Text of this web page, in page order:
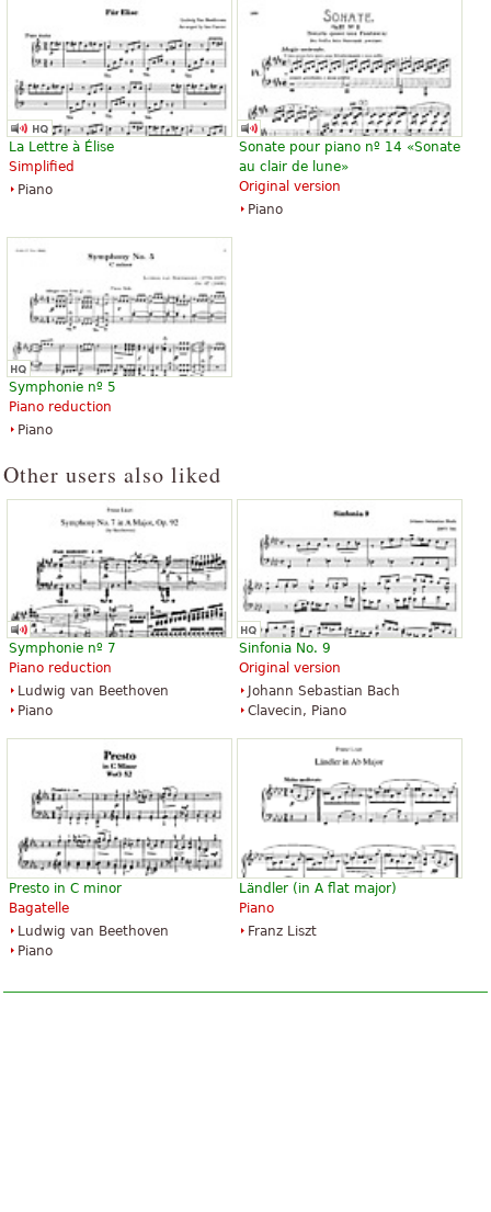
Symphony No. 9 with final
chorus "An die Freude"
9,53 €
La Lettre à Élise
Simplified
Piano
Sonate pour piano nº 14 «Sonate
au clair de lune»
Original version
Piano
Symphonie nº 5
Piano reduction
Piano
Other users also liked
Symphonie nº 7
Piano reduction
Ludwig van Beethoven
Piano
Sinfonia No. 9
Original version
Johann Sebastian Bach
Clavecin, Piano
Presto in C minor
Bagatelle
Ludwig van Beethoven
Piano
Ländler (in A flat major)
Piano
Franz Liszt